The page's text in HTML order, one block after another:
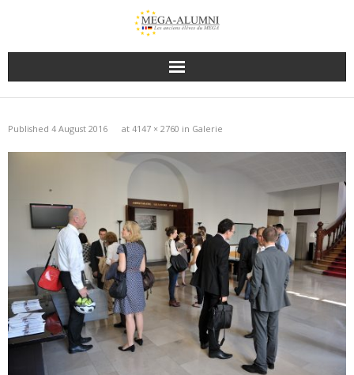
Published 4 August 2016 at 4147 × 2760 in Galerie